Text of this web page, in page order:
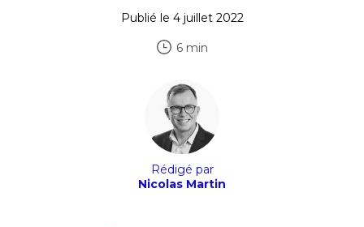
Publié le 4 juillet 2022
6 min
Rédigé par
Nicolas Martin